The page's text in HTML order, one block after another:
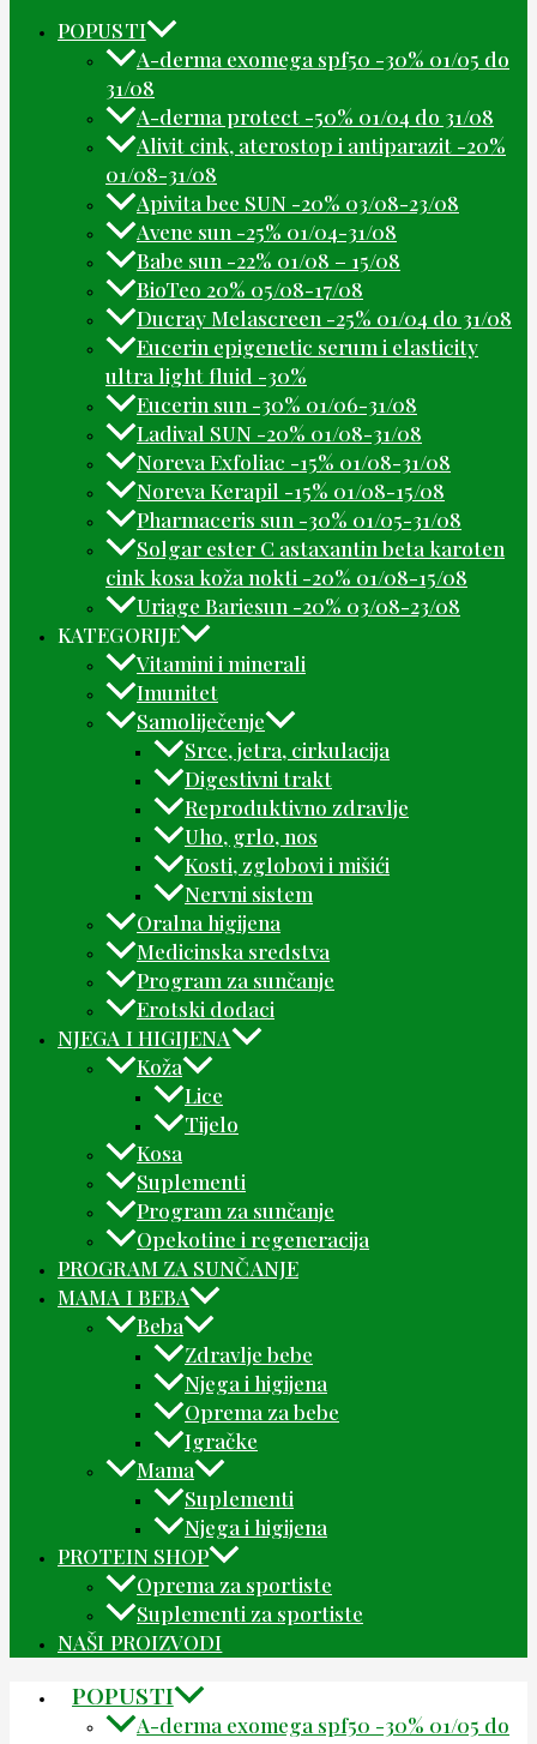
POPUSTI
A-derma exomega spf50 -30% 01/05 do
31/08
A-derma protect -50% 01/04 do 31/08
Alivit cink, aterostop i antiparazit -20%
01/08-31/08
Apivita bee SUN -20% 03/08-23/08
Avene sun -25% 01/04-31/08
Babe sun -22% 01/08 – 15/08
BioTeo 20% 05/08-17/08
Ducray Melascreen -25% 01/04 do 31/08
Eucerin epigenetic serum i elasticity
ultra light fluid -30%
Eucerin sun -30% 01/06-31/08
Ladival SUN -20% 01/08-31/08
Noreva Exfoliac -15% 01/08-31/08
Noreva Kerapil -15% 01/08-15/08
Pharmaceris sun -30% 01/05-31/08
Solgar ester C astaxantin beta karoten
cink kosa koža nokti -20% 01/08-15/08
Uriage Bariesun -20% 03/08-23/08
KATEGORIJE
Vitamini i minerali
Imunitet
Samoliječenje
Srce, jetra, cirkulacija
Digestivni trakt
Reproduktivno zdravlje
Uho, grlo, nos
Kosti, zglobovi i mišići
Nervni sistem
Oralna higijena
Medicinska sredstva
Program za sunčanje
Erotski dodaci
NJEGA I HIGIJENA
Koža
Lice
Tijelo
Kosa
Suplementi
Program za sunčanje
Opekotine i regeneracija
PROGRAM ZA SUNČANJE
MAMA I BEBA
Beba
Zdravlje bebe
Njega i higijena
Oprema za bebe
Igračke
Mama
Suplementi
Njega i higijena
PROTEIN SHOP
Oprema za sportiste
Suplementi za sportiste
NAŠI PROIZVODI
POPUSTI
A-derma exomega spf50 -30% 01/05 do